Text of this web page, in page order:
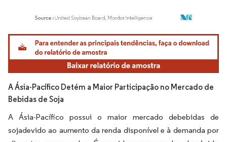
Imagem © Mordor Intelligence. O reuso requer atribuição conforme CC BY 4.0.
A Ásia-Pacífico Detém a Maior Participação no Mercado de
Bebidas de Soja
A Ásia-Pacífico possui o maior mercado debebidas de
sojadevido ao aumento da renda disponível e à demanda por